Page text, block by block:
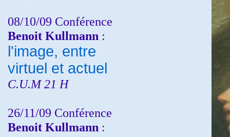
08/10/09 Conférence
Benoit Kullmann :
l'image, entre
virtuel et actuel
C.U.M 21 H
26/11/09 Conférence
Benoit Kullmann :